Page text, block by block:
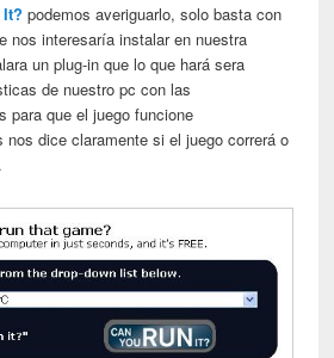
podemos averiguarlo, solo basta con
nos interesaría instalar en nuestra
un plug-in que lo que hará sera
de nuestro pc con las
para que el juego funcione
nos dice claramente si el juego correrá o